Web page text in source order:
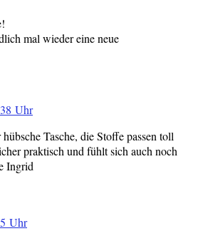
mal wieder eine neue
Uhr
Tasche, die Stoffe passen toll
praktisch und fühlt sich auch noch
Ingrid
Uhr